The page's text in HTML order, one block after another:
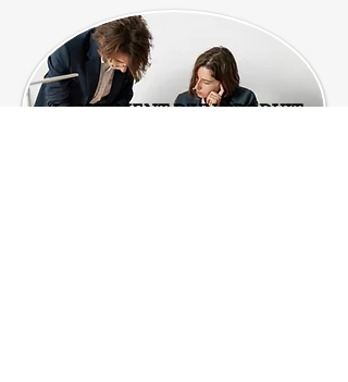
LANCEMENT D'UN PRODUIT